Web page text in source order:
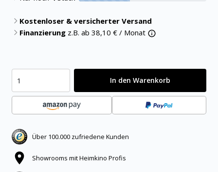
40% verfügbar
Kostenloser & versicherter Versand
Finanzierung z.B. ab 38,10 € / Monat
In den Warenkorb
Über 100.000 zufriedene Kunden
Showrooms mit Heimkino Profis